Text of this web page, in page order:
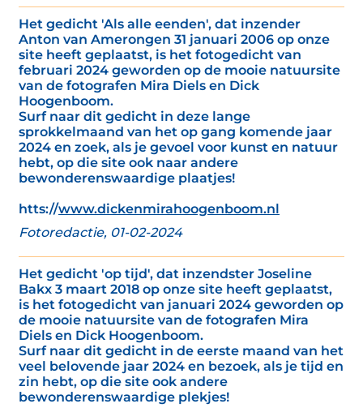
Het gedicht 'Als alle eenden', dat inzender
Anton van Amerongen 31 januari 2006 op onze
site heeft geplaatst, is het fotogedicht van
februari 2024 geworden op de mooie natuursite
van de fotografen Mira Diels en Dick
Hoogenboom.
Surf naar dit gedicht in deze lange
sprokkelmaand van het op gang komende jaar
2024 en zoek, als je gevoel voor kunst en natuur
hebt, op die site ook naar andere
bewonderenswaardige plaatjes!
htts://www.dickenmirahoogenboom.nl
Fotoredactie, 01-02-2024
Het gedicht 'op tijd', dat inzendster Joseline
Bakx 3 maart 2018 op onze site heeft geplaatst,
is het fotogedicht van januari 2024 geworden op
de mooie natuursite van de fotografen Mira
Diels en Dick Hoogenboom.
Surf naar dit gedicht in de eerste maand van het
veel belovende jaar 2024 en bezoek, als je tijd en
zin hebt, op die site ook andere
bewonderenswaardige plekjes!